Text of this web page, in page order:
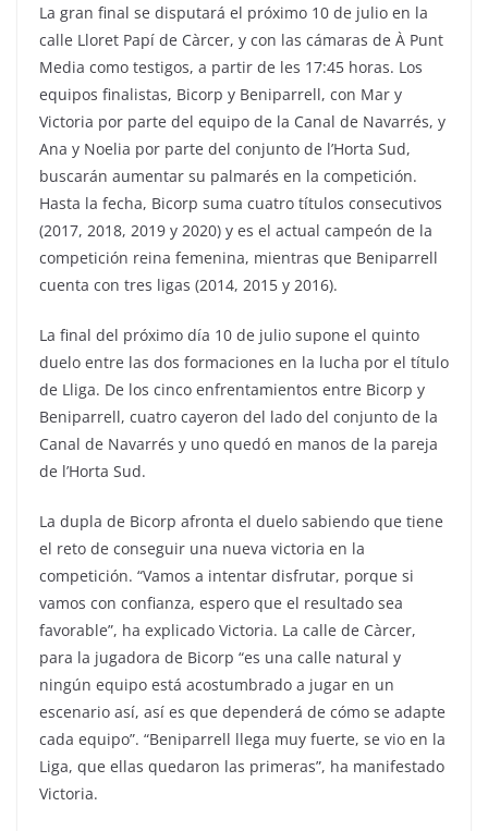
La gran final se disputará el próximo 10 de julio en la
calle Lloret Papí de Càrcer, y con las cámaras de À Punt
Media como testigos, a partir de les 17:45 horas. Los
equipos finalistas, Bicorp y Beniparrell, con Mar y
Victoria por parte del equipo de la Canal de Navarrés, y
Ana y Noelia por parte del conjunto de l’Horta Sud,
buscarán aumentar su palmarés en la competición.
Hasta la fecha, Bicorp suma cuatro títulos consecutivos
(2017, 2018, 2019 y 2020) y es el actual campeón de la
competición reina femenina, mientras que Beniparrell
cuenta con tres ligas (2014, 2015 y 2016).
La final del próximo día 10 de julio supone el quinto
duelo entre las dos formaciones en la lucha por el título
de Lliga. De los cinco enfrentamientos entre Bicorp y
Beniparrell, cuatro cayeron del lado del conjunto de la
Canal de Navarrés y uno quedó en manos de la pareja
de l’Horta Sud.
La dupla de Bicorp afronta el duelo sabiendo que tiene
el reto de conseguir una nueva victoria en la
competición. “Vamos a intentar disfrutar, porque si
vamos con confianza, espero que el resultado sea
favorable”, ha explicado Victoria. La calle de Càrcer,
para la jugadora de Bicorp “es una calle natural y
ningún equipo está acostumbrado a jugar en un
escenario así, así es que dependerá de cómo se adapte
cada equipo”. “Beniparrell llega muy fuerte, se vio en la
Liga, que ellas quedaron las primeras”, ha manifestado
Victoria.